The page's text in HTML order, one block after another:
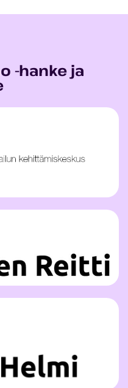
-hanke ja